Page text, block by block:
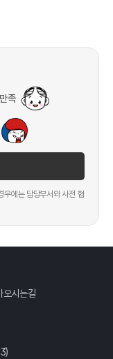
족
우에는 담당부서와 사전 협
오시는길